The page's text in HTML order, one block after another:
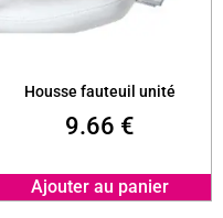
Housse fauteuil unité
9.66 €
Ajouter au panier